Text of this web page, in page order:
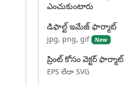
ఎంచుకుంటారు
డిఫాల్ట్ ఇమేజ్ ఫార్మాట్
jpg, png, gif New
ప్రింట్ కోసం వెక్టర్ ఫార్మాట్
EPS లేదా SVG